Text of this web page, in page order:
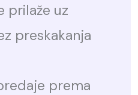
prilaže uz
preskakanja
prema